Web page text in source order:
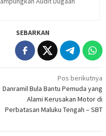
SEBARKAN
Pos berikutnya
Danramil Bula Bantu Pemuda yang
Alami Kerusakan Motor di
Perbatasan Maluku Tengah – SBT